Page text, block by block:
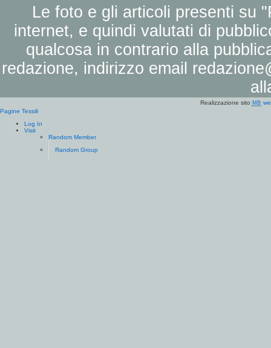
Le foto e gli articoli presenti su
internet, e quindi valutati di
qualcosa in contrario alla
redazione, indirizzo email
Realizzazione sito MB
Pagine Tessili
Log In
Visit
Random Member
Random Group